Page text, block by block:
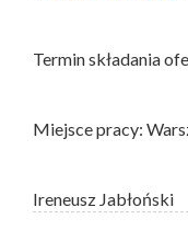
Termin składania
Miejsce pracy:
Ireneusz Jabłoński